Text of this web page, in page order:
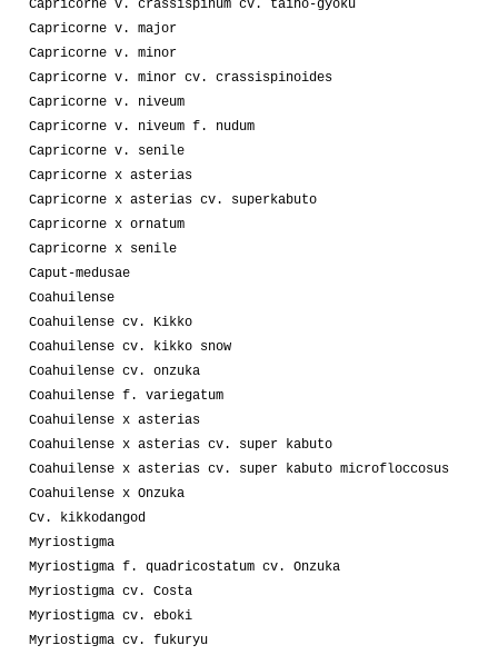
Capricorne v. crassispinum cv. taiho-gyoku
Capricorne v. major
Capricorne v. minor
Capricorne v. minor cv. crassispinoides
Capricorne v. niveum
Capricorne v. niveum f. nudum
Capricorne v. senile
Capricorne x asterias
Capricorne x asterias cv. superkabuto
Capricorne x ornatum
Capricorne x senile
Caput-medusae
Coahuilense
Coahuilense cv. Kikko
Coahuilense cv. kikko snow
Coahuilense cv. onzuka
Coahuilense f. variegatum
Coahuilense x asterias
Coahuilense x asterias cv. super kabuto
Coahuilense x asterias cv. super kabuto microfloccosus
Coahuilense x Onzuka
Cv. kikkodangod
Myriostigma
Myriostigma f. quadricostatum cv. Onzuka
Myriostigma cv. Costa
Myriostigma cv. eboki
Myriostigma cv. fukuryu